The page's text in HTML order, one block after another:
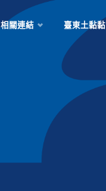
相關連結 臺東土黏黏